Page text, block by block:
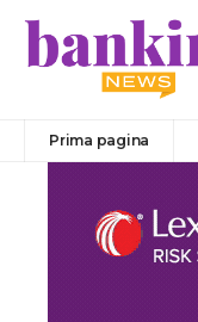
Prima pagina